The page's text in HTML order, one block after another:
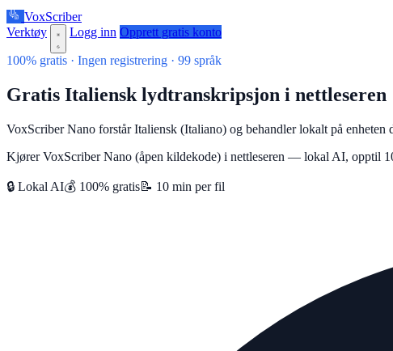
VoxScriber
Verktøy
Logg inn Opprett gratis konto
100% gratis · Ingen registrering · 99 språk
Gratis Italiensk lydtranskripsjon i nettleseren
VoxScriber Nano forstår Italiensk (Italiano) og behandler lokalt på enheten
Kjører VoxScriber Nano (åpen kildekode) i nettleseren — lokal AI, opptil
🔒 Lokal AI💰 100% gratis📝 10 min per fil